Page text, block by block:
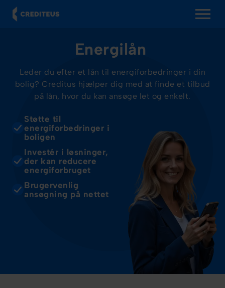
Energilån
Leder du efter et lån til energiforbedringer i din
bolig? Creditus hjælper dig med at finde et tilbud
på lån, hvor du kan ansøge let og enkelt.
Støtte til
energiforbedringer i
boligen
Investér i løsninger,
der kan reducere
energiforbruget
Brugervenlig
ansøgning på nettet